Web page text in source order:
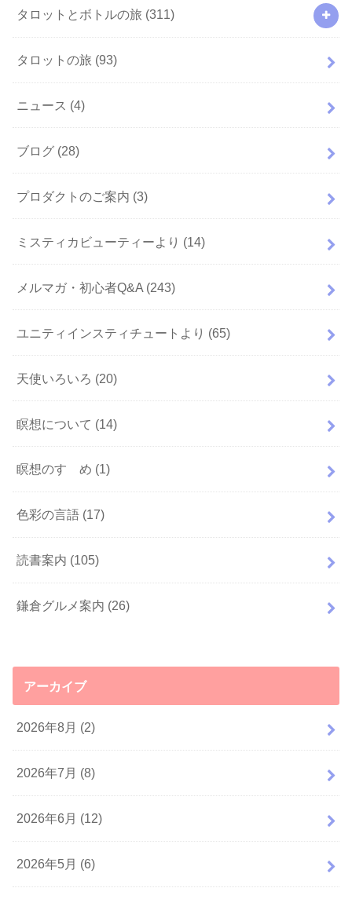
タロットとボトルの旅 (311)
タロットの旅 (93)
ニュース (4)
ブログ (28)
プロダクトのご案内 (3)
ミスティカビューティーより (14)
メルマガ・初心者Q&A (243)
ユニティインスティチュートより (65)
天使いろいろ (20)
瞑想について (14)
瞑想のすゝめ (1)
色彩の言語 (17)
読書案内 (105)
鎌倉グルメ案内 (26)
アーカイブ
2026年8月 (2)
2026年7月 (8)
2026年6月 (12)
2026年5月 (6)